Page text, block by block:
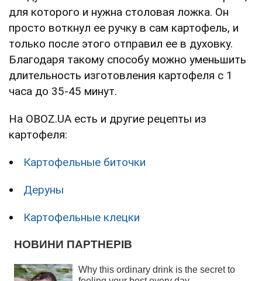
для которого и нужна столовая ложка. Он
просто воткнул ее ручку в сам картофель, и
только после этого отправил ее в духовку.
Благодаря такому способу можно уменьшить
длительность изготовления картофеля с 1
часа до 35-45 минут.
На OBOZ.UA есть и другие рецепты из
картофеля:
Картофельные биточки
Деруны
Картофельные клецки